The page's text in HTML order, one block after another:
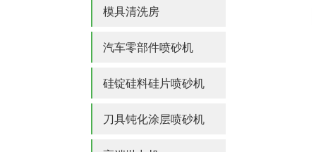
模具清洗房
汽车零部件喷砂机
硅锭硅料硅片喷砂机
刀具钝化涂层喷砂机